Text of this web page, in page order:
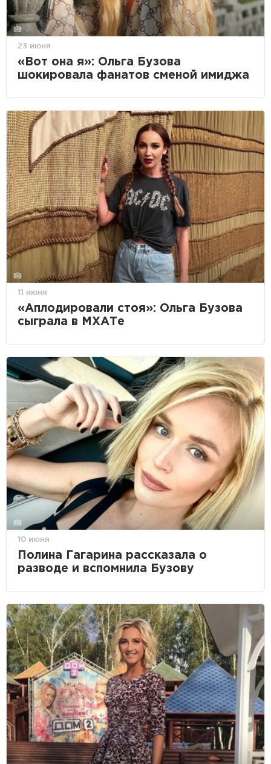
23 июня
«Вот она я»: Ольга Бузова
шокировала фанатов сменой имиджа
11 июня
«Аплодировали стоя»: Ольга Бузова
сыграла в МХАТе
10 июня
Полина Гагарина рассказала о
разводе и вспомнила Бузову